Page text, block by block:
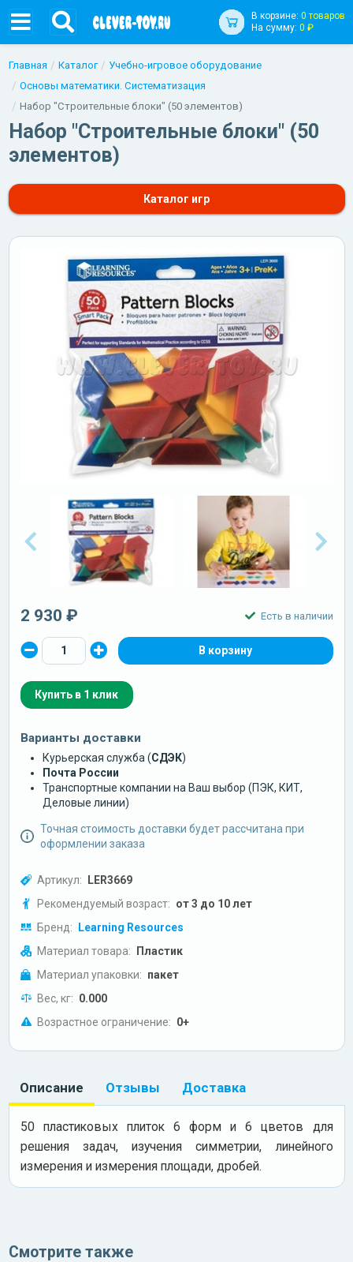
В корзине: 0 товаров
На сумму: 0 ₽
Главная Каталог
Учебно-игровое оборудование
Основы математики. Систематизация
Набор "Строительные блоки" (50 элементов)
Набор "Строительные блоки" (50
элементов)
Каталог игр
2 930 ₽ Есть в наличии
Купить в 1 клик
Варианты доставки
Курьерская служба (СДЭК)
Почта России
Транспортные компании на Ваш выбор (ПЭК, КИТ,
Деловые линии)
Точная стоимость доставки будет рассчитана при
оформлении заказа
Артикул: LER3669
Рекомендуемый возраст: от 3 до 10 лет
Бренд: Learning Resources
Материал товара: Пластик
Материал упаковки: пакет
Вес, кг: 0.000
Возрастное ограничение: 0+
Описание Отзывы Доставка
50 пластиковых плиток 6 форм и 6 цветов для
решения задач, изучения симметрии, линейного
измерения и измерения площади, дробей.
Смотрите также